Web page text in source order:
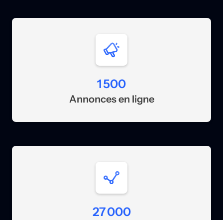
1 500
Annonces en ligne
27 000